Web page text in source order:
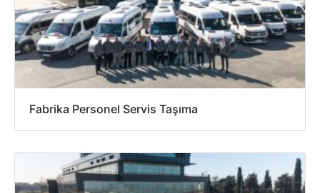
Fabrika Personel Servis Taşıma